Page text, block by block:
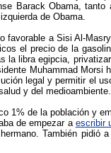
Barack Obama,
de Obama.
favorable a Sisi Al-
el precio de la
la libra egipcia,
Muhammad
legal y permitir el
y del medioambiente.
1% de la población y
de empezar a escribir
También